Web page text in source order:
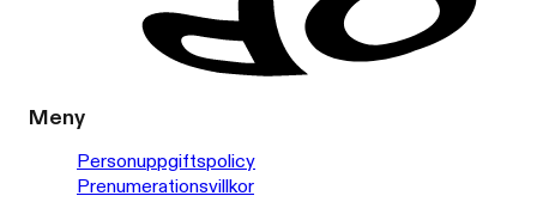
Meny
Personuppgiftspolicy
Prenumerationsvillkor